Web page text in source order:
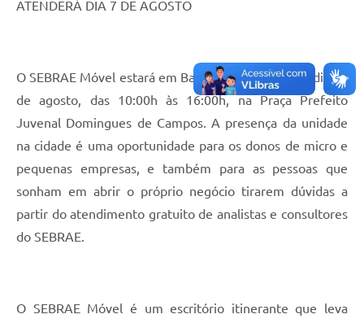
ATENDERÁ DIA 7 DE AGOSTO
O SEBRAE Móvel estará em Barão de Antonina, no dia 07
de agosto, das 10:00h às 16:00h, na Praça Prefeito
Juvenal Domingues de Campos. A presença da unidade
na cidade é uma oportunidade para os donos de micro e
pequenas empresas, e também para as pessoas que
sonham em abrir o próprio negócio tirarem dúvidas a
partir do atendimento gratuito de analistas e consultores
do SEBRAE.
O SEBRAE Móvel é um escritório itinerante que leva